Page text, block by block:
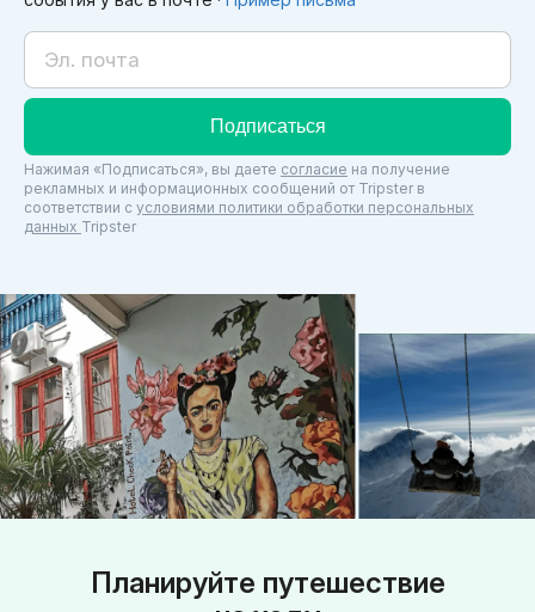
Подписаться
Нажимая «Подписаться», вы даете согласие на получение
рекламных и информационных сообщений от Tripster в
соответствии c условиями политики обработки персональных
данных Tripster
Планируйте путешествие